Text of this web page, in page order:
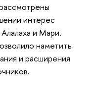
интерес
и Мари.
наметить
и расширения